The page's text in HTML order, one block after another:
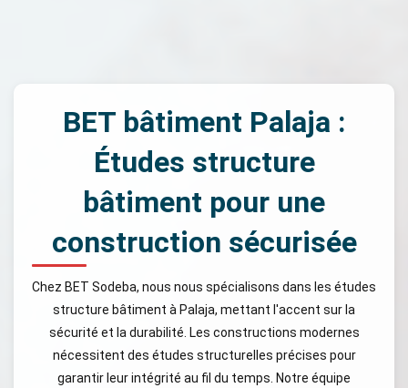
BET bâtiment Palaja :
Études structure
bâtiment pour une
construction sécurisée
Chez BET Sodeba, nous nous spécialisons dans les études
structure bâtiment à Palaja, mettant l'accent sur la
sécurité et la durabilité. Les constructions modernes
nécessitent des études structurelles précises pour
garantir leur intégrité au fil du temps. Notre équipe